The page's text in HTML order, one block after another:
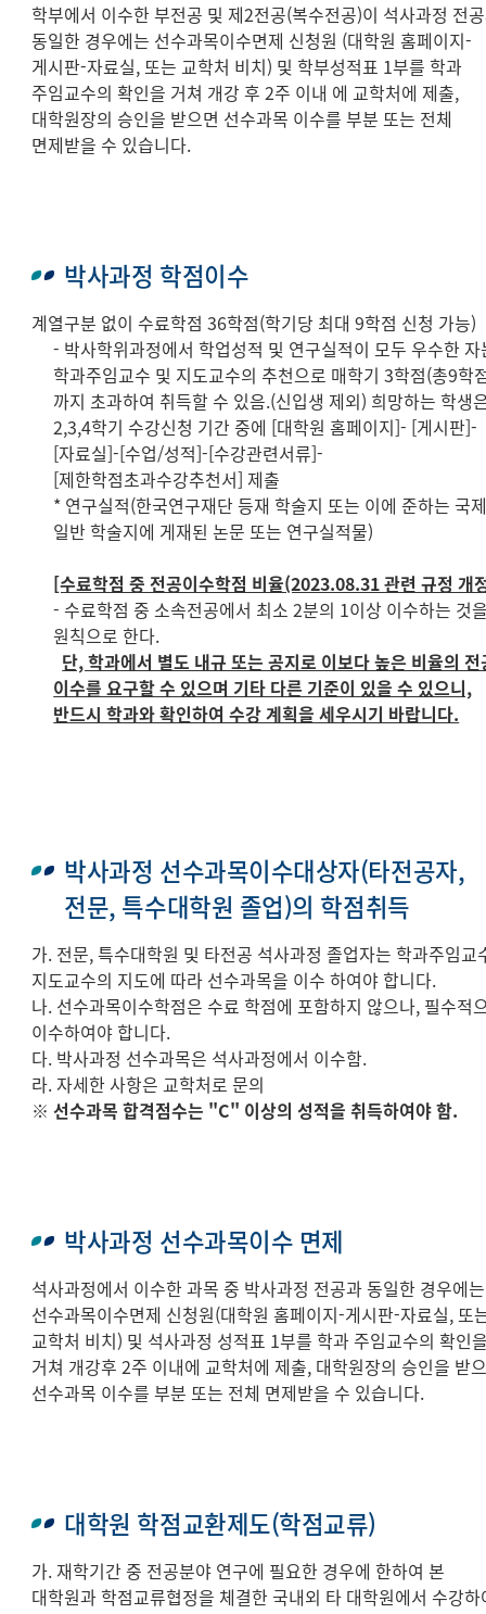
학부에서 이수한 부전공 및 제2전공(복수전공)이 석사과정 전
동일한 경우에는 선수과목이수면제 신청원 (대학원 홈페이지-
게시판-자료실, 또는 교학처 비치) 및 학부성적표 1부를 학과
주임교수의 확인을 거쳐 개강 후 2주 이내 에 교학처에 제출,
대학원장의 승인을 받으면 선수과목 이수를 부분 또는 전체
면제받을 수 있습니다.
박사과정 학점이수
계열구분 없이 수료학점 36학점(학기당 최대 9학점 신청 가능)
- 박사학위과정에서 학업성적 및 연구실적이 모두 우수한 자
학과주임교수 및 지도교수의 추천으로 매학기 3학점(총9학
까지 초과하여 취득할 수 있음.(신입생 제외) 희망하는 학생
2,3,4학기 수강신청 기간 중에 [대학원 홈페이지]- [게시판]-
[자료실]-[수업/성적]-[수강관련서류]-
[제한학점초과수강추천서] 제출
* 연구실적(한국연구재단 등재 학술지 또는 이에 준하는 국
일반 학술지에 게재된 논문 또는 연구실적물)
[수료학점 중 전공이수학점 비율(2023.08.31 관련 규정 개
- 수료학점 중 소속전공에서 최소 2분의 1이상 이수하는 것
원칙으로 한다.
단, 학과에서 별도 내규 또는 공지로 이보다 높은 비율의 전
이수를 요구할 수 있으며 기타 다른 기준이 있을 수 있으니,
반드시 학과와 확인하여 수강 계획을 세우시기 바랍니다.
박사과정 선수과목이수대상자(타전공자,
전문, 특수대학원 졸업)의 학점취득
가. 전문, 특수대학원 및 타전공 석사과정 졸업자는 학과주임교
지도교수의 지도에 따라 선수과목을 이수 하여야 합니다.
나. 선수과목이수학점은 수료 학점에 포함하지 않으나, 필수적
이수하여야 합니다.
다. 박사과정 선수과목은 석사과정에서 이수함.
라. 자세한 사항은 교학처로 문의
※ 선수과목 합격점수는 "C" 이상의 성적을 취득하여야 함.
박사과정 선수과목이수 면제
석사과정에서 이수한 과목 중 박사과정 전공과 동일한 경우에는
선수과목이수면제 신청원(대학원 홈페이지-게시판-자료실, 또
교학처 비치) 및 석사과정 성적표 1부를 학과 주임교수의 확인
거쳐 개강후 2주 이내에 교학처에 제출, 대학원장의 승인을 받
선수과목 이수를 부분 또는 전체 면제받을 수 있습니다.
대학원 학점교환제도(학점교류)
가. 재학기간 중 전공분야 연구에 필요한 경우에 한하여 본
대학원과 학점교류협정을 체결한 국내외 타 대학원에서 수강하